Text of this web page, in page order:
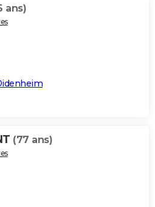
ans)
(77 ans)